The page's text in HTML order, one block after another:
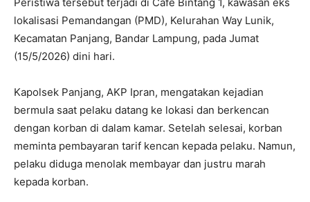
lokalisasi Pemandangan (PMD), Kelurahan Way Lunik,
Kecamatan Panjang, Bandar Lampung, pada Jumat
(15/5/2026) dini hari.
Kapolsek Panjang, AKP Ipran, mengatakan kejadian
bermula saat pelaku datang ke lokasi dan berkencan
dengan korban di dalam kamar. Setelah selesai, korban
meminta pembayaran tarif kencan kepada pelaku. Namun,
pelaku diduga menolak membayar dan justru marah
kepada korban.